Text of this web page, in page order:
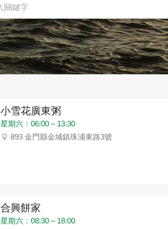
小雪花廣東粥
星期六：06:00 – 13:30
893 金門縣金城鎮珠浦東路3號
合興餅家
星期六：08:30 – 18:00